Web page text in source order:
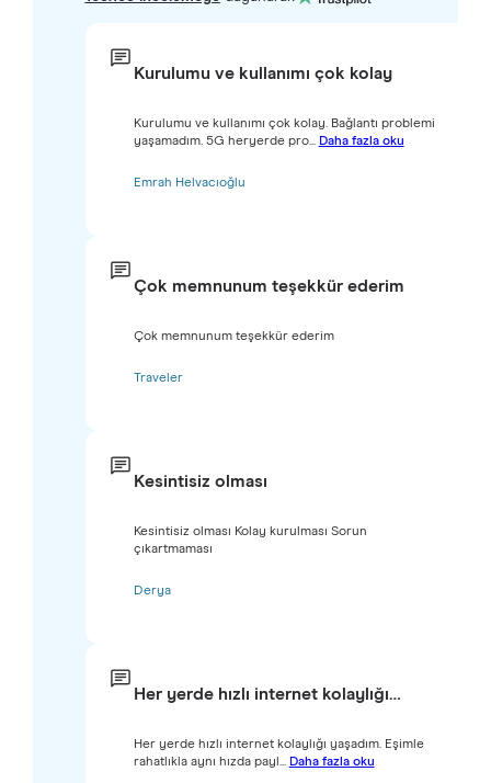
Kurulumu ve kullanımı çok kolay
Kurulumu ve kullanımı çok kolay. Bağlantı problemi
yaşamadım. 5G heryerde pro... Daha fazla oku
Emrah Helvacıoğlu
Çok memnunum teşekkür ederim
Çok memnunum teşekkür ederim
Traveler
Kesintisiz olması
Kesintisiz olması Kolay kurulması Sorun
çıkartmaması
Derya
Her yerde hızlı internet kolaylığı…
Her yerde hızlı internet kolaylığı yaşadım. Eşimle
rahatlıkla aynı hızda payl... Daha fazla oku